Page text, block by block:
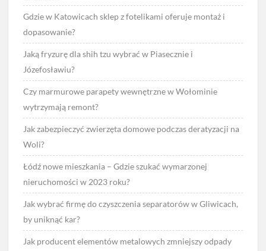
Gdzie w Katowicach sklep z fotelikami oferuje montaż i
dopasowanie?
Jaką fryzurę dla shih tzu wybrać w Piasecznie i
Józefosławiu?
Czy marmurowe parapety wewnętrzne w Wołominie
wytrzymają remont?
Jak zabezpieczyć zwierzęta domowe podczas deratyzacji na
Woli?
Łódź nowe mieszkania – Gdzie szukać wymarzonej
nieruchomości w 2023 roku?
Jak wybrać firmę do czyszczenia separatorów w Gliwicach,
by uniknąć kar?
Jak producent elementów metalowych zmniejszy odpady